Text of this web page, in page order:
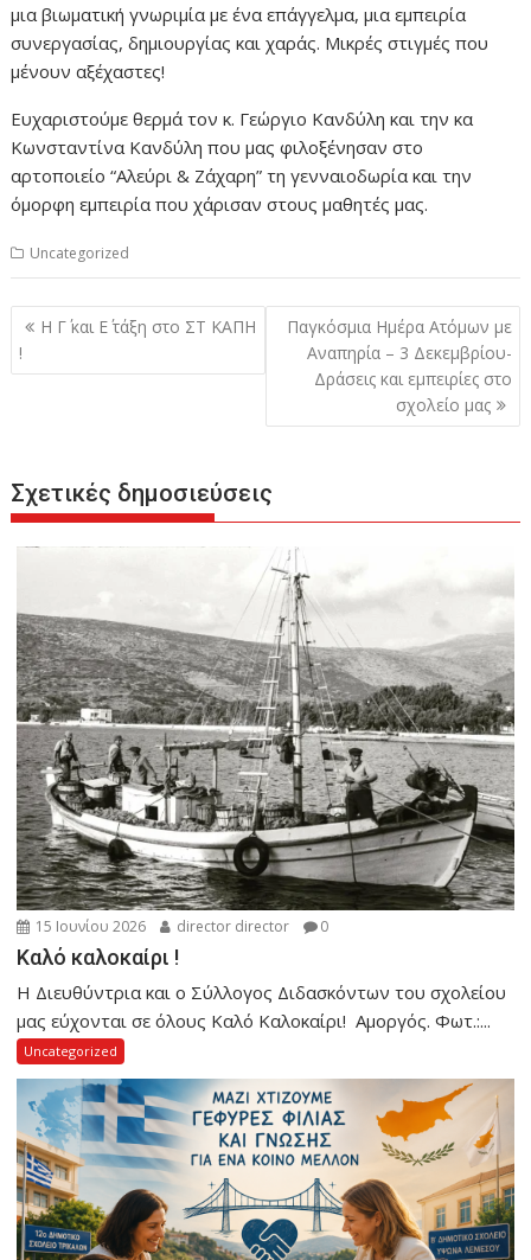
μια βιωματική γνωριμία με ένα επάγγελμα, μια εμπειρία
συνεργασίας, δημιουργίας και χαράς. Μικρές στιγμές που
μένουν αξέχαστες!
Ευχαριστούμε θερμά τον κ. Γεώργιο Κανδύλη και την κα
Κωνσταντίνα Κανδύλη που μας φιλοξένησαν στο
αρτοποιείο “Αλεύρι & Ζάχαρη” τη γενναιοδωρία και την
όμορφη εμπειρία που χάρισαν στους μαθητές μας.
Uncategorized
Πλοήγηση
άρθρων
H Γ΄ και Ε΄ τάξη στο ΣΤ ΚΑΠΗ
!
Παγκόσμια Ημέρα Ατόμων με
Αναπηρία – 3 Δεκεμβρίου-
Δράσεις και εμπειρίες στο
σχολείο μας
Σχετικές δημοσιεύσεις
15 Ιουνίου 2026 director director 0
Καλό καλοκαίρι !
Η Διευθύντρια και ο Σύλλογος Διδασκόντων του σχολείου
μας εύχονται σε όλους Καλό Καλοκαίρι! Αμοργός. Φωτ.:...
Uncategorized